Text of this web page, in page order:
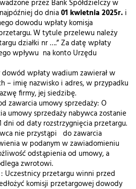
przez Bank Spółdzielczy w
do dnia01 kwietnia 2025r. i
dowodu wpłaty komisja
W tytule przelewu należy
działki nr ….” Za datę wpłaty
wpływu na konto Urzędu
wpłaty wadium zawierał w
– imię nazwisko i adres, w przypadku
firmy, jej siedzibę.
zawarcia umowy sprzedaży: O
umowy sprzedaży nabywca zostanie
dni od daty rozstrzygnięcia przetargu.
nie przystąpi do zawarcia
w podanym w zawiadomieniu
odstąpienia od umowy, a
zwrotowi.
przetargu winni przed
komisji przetargowej dowody